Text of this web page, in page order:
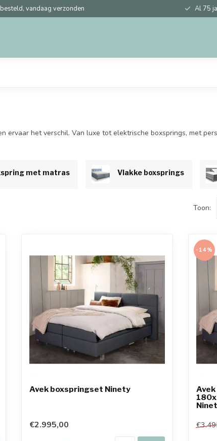
vandaag verzonden Al 75
ervaar het verschil. Van luxe tot elektrische boxsprings, met
met matras Vlakke boxsprings
Toon:
Avek boxspringset Ninety
€2.995,00
-14%